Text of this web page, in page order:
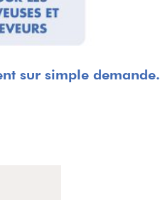
sur simple demande.